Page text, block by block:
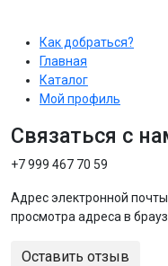
Как добраться?
Главная
Каталог
Мой профиль
Связаться с
+7 999 467 70 59
Адрес электронной
просмотра адреса в
Оставить отзыв